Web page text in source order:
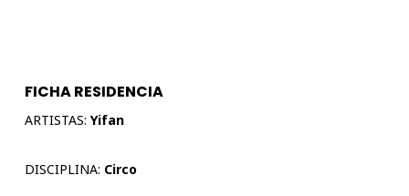
FICHA RESIDENCIA
ARTISTAS: Yifan
DISCIPLINA: Circo